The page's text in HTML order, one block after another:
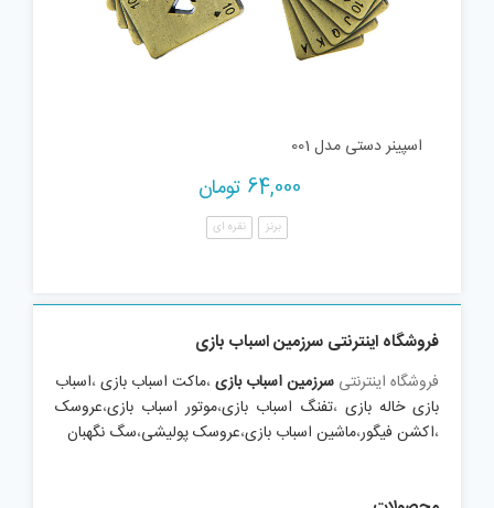
اسپینر دستی مدل 001
64,000 تومان
برنز نقره ای
فروشگاه اینترنتی سرزمین اسباب بازی
فروشگاه اینترنتی سرزمین اسباب بازی،ماکت اسباب بازی،اسباب
بازی خاله بازی ،تفنگ اسباب بازی،موتور اسباب بازی،عروسک
،اکشن فیگور،ماشین اسباب بازی،عروسک پولیشی،سگ نگهبان